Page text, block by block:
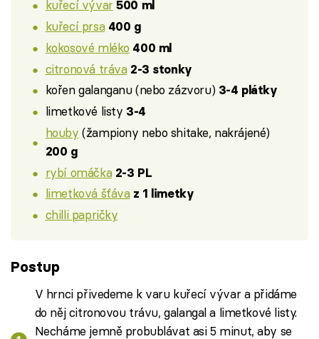
kuřecí vývar 500 ml
kuřecí prsa 400 g
kokosové mléko 400 ml
citronová tráva 2-3 stonky
kořen galanganu (nebo zázvoru) 3-4 plátky
limetkové listy 3-4
houby (žampiony nebo shitake, nakrájené)
200 g
rybí omáčka 2-3 PL
limetková šťáva z 1 limetky
chilli papričky
Postup
V hrnci přivedeme k varu kuřecí vývar a přidáme
do něj citronovou trávu, galangal a limetkové listy.
Necháme jemně probublávat asi 5 minut, aby se